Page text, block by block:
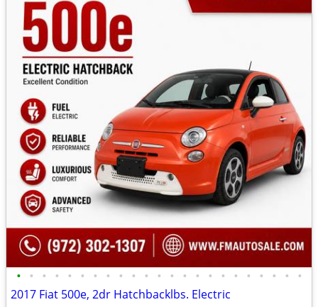
• • • • • • • • • • • • • • • • • • • • • • •
2017 Fiat 500e, 2dr Hatchbacklbs. Electric